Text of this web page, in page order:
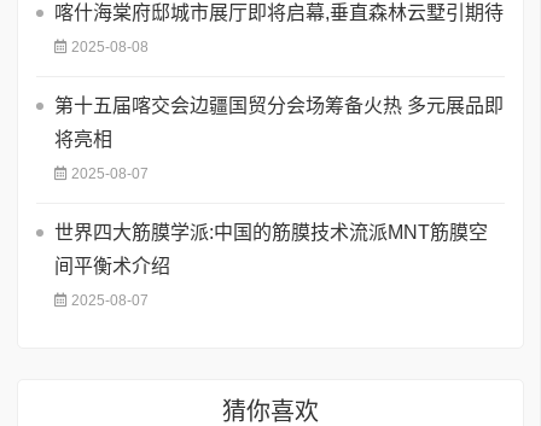
喀什海棠府邸城市展厅即将启幕,垂直森林云墅引期待
2025-08-08
第十五届喀交会边疆国贸分会场筹备火热 多元展品即
将亮相
2025-08-07
世界四大筋膜学派:中国的筋膜技术流派MNT筋膜空
间平衡术介绍
2025-08-07
猜你喜欢